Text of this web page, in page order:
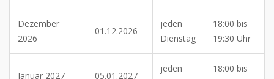
Dezember
2026
01.12.2026
jeden
Dienstag
18:00 bis
19:30 Uhr
Januar 2027 05.01.2027
jeden
18:00 bis